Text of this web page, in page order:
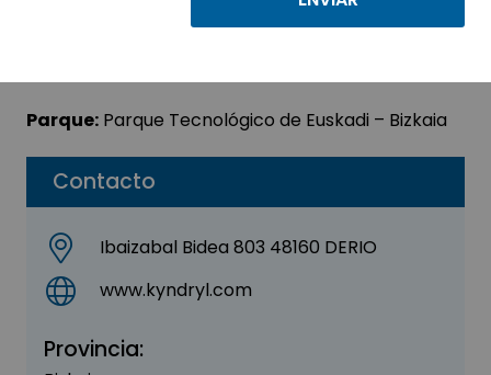
Contacto
Ibaizabal Bidea 803 48160 DERIO
www.kyndryl.com
Provincia:
Parque: Parque Tecnológico de Euskadi – Bizkaia